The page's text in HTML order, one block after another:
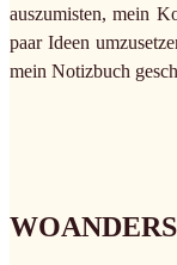
auszumisten, mein
paar Ideen
mein Notizbuch
WOANDERS